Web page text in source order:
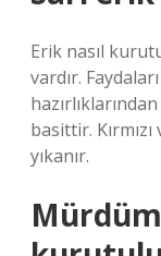
Erik nasıl
vardır.
basittir.
yıkanır.